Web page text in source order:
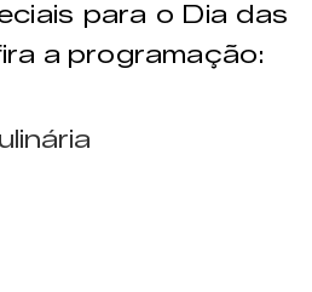
para o Dia das
a programação: